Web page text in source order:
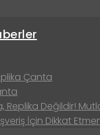
Çanta
Replika Değildir!
İçin Dikkat